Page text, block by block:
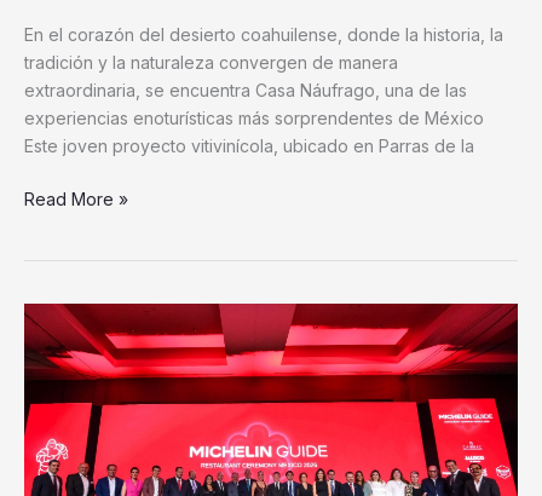
En el corazón del desierto coahuilense, donde la historia, la
tradición y la naturaleza convergen de manera
extraordinaria, se encuentra Casa Náufrago, una de las
experiencias enoturísticas más sorprendentes de México
Este joven proyecto vitivinícola, ubicado en Parras de la
Read More »
La
Cocina
de
La
Paz,
Baja
California